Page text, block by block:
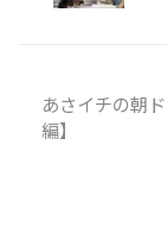
あさイチの朝
編】